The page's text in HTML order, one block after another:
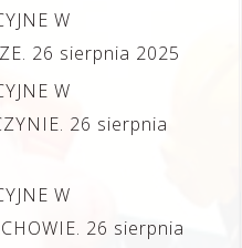
W
26 sierpnia 2025
W
26 sierpnia
W
26 sierpnia